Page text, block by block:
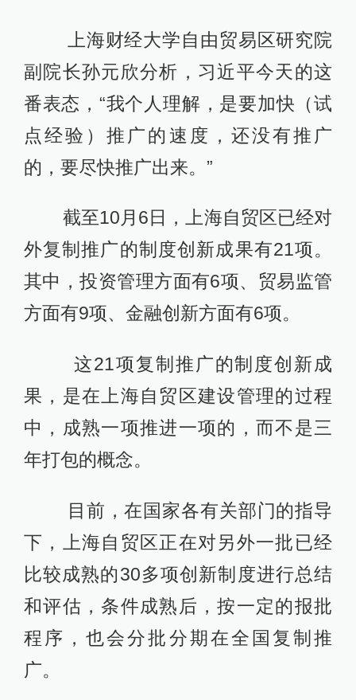
上海财经大学自由贸易区研究院
副院长孙元欣分析，习近平今天的这
番表态，“我个人理解，是要加快（试
点经验）推广的速度，还没有推广
的，要尽快推广出来。”
截至10月6日，上海自贸区已经对
外复制推广的制度创新成果有21项。
其中，投资管理方面有6项、贸易监管
方面有9项、金融创新方面有6项。
这21项复制推广的制度创新成
果，是在上海自贸区建设管理的过程
中，成熟一项推进一项的，而不是三
年打包的概念。
目前，在国家各有关部门的指导
下，上海自贸区正在对另外一批已经
比较成熟的30多项创新制度进行总结
和评估，条件成熟后，按一定的报批
程序，也会分批分期在全国复制推
广。